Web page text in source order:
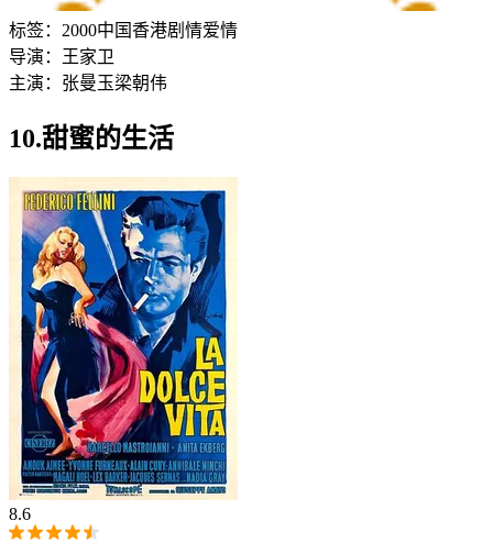
标签： 2000中国香港剧情爱情
导演：
王家卫
主演： 张曼玉梁朝伟
10.甜蜜的生活
8.6